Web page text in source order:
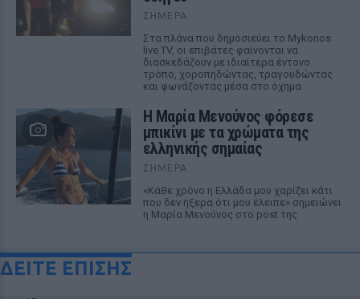
ΣΉΜΕΡΑ
Στα πλάνα που δημοσιεύει το Mykonos
live TV, οι επιβάτες φαίνονται να
διασκεδάζουν με ιδιαίτερα έντονο
τρόπο, χοροπηδώντας, τραγουδώντας
και φωνάζοντας μέσα στο όχημα
Η Μαρία Μενούνος φόρεσε
μπικίνι με τα χρώματα της
ελληνικής σημαίας
ΣΉΜΕΡΑ
«Κάθε χρόνο η Ελλάδα μου χαρίζει κάτι
που δεν ήξερα ότι μου έλειπε» σημειώνει
η Μαρία Μενούνος στο post της
ΔΕΙΤΕ ΕΠΙΣΗΣ